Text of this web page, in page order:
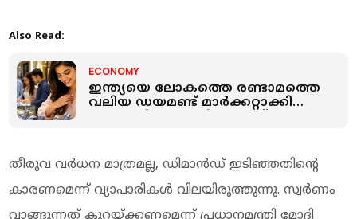
Also Read:
ECONOMY
ഇന്ത്യയെ ലോകത്തെ രണ്ടാമത്തെ
വലിയ ഡയമണ്ട് മാര്‍ക്കറ്റാക്കി
തീരുവ വര്‍ധന മാത്രമല്ല, ഡിമാന്‍ഡ് ഇടിഞ്ഞതിന്റെ
കാരണമെന്ന് വ്യാപാരികള്‍ വിലയിരുത്തുന്നു. സ്വര്‍ണം
വാങ്ങുന്നത് കുറയ്ക്കണമെന്ന് പ്രധാനമന്ത്രി മോദി